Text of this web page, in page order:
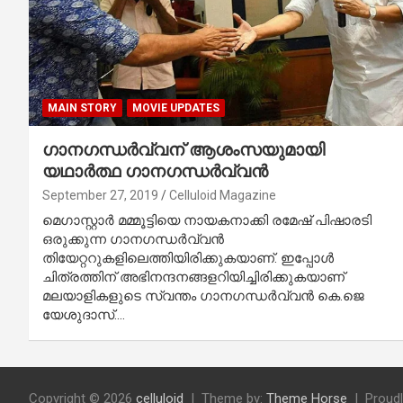
MAIN STORY MOVIE UPDATES
ഗാനഗന്ധര്‍വ്വന് ആശംസയുമായി
യഥാര്‍ത്ഥ ഗാനഗന്ധര്‍വ്വന്‍
September 27, 2019 Celluloid Magazine
മെഗാസ്റ്റാര്‍ മമ്മൂട്ടിയെ നായകനാക്കി രമേഷ് പിഷാരടി
ഒരുക്കുന്ന ഗാനഗന്ധര്‍വ്വന്‍
തിയേറ്ററുകളിലെത്തിയിരിക്കുകയാണ്. ഇപ്പോള്‍
ചിത്രത്തിന് അഭിനന്ദനങ്ങളറിയിച്ചിരിക്കുകയാണ്
മലയാളികളുടെ സ്വന്തം ഗാനഗന്ധര്‍വ്വന്‍ കെ.ജെ
യേശുദാസ്.…
Copyright © 2026 celluloid Theme by: Theme Horse